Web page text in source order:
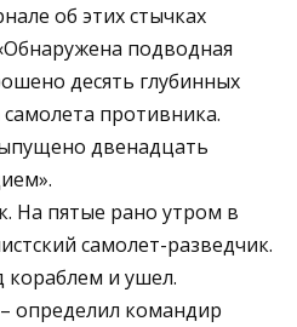
об этих стычках
подводная
десять глубинных
противника.
двенадцать
На пятые рано утром в
самолет-разведчик.
кораблем и ушел.
определил командир